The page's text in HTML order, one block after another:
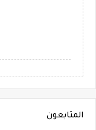
المتابعون